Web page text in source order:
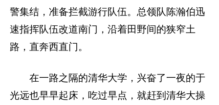
警集结，准备拦截游行队伍。总领队陈瀚伯迅
速指挥队伍改道南门，沿着田野间的狭窄土
路，直奔西直门。
在一路之隔的清华大学，兴奋了一夜的于
光远也早早起床，吃过早点，就赶到清华大操